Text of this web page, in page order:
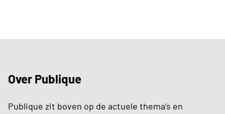
Over Publique
Publique zit boven op de actuele thema’s en